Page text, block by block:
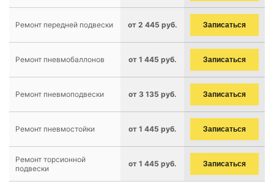
Ремонт передней подвески от 2 445 руб. Записаться
Ремонт пневмобаллонов от 1 445 руб. Записаться
Ремонт пневмоподвески от 3 135 руб. Записаться
Ремонт пневмостойки от 1 445 руб. Записаться
Ремонт торсионной
подвески
от 1 445 руб. Записаться